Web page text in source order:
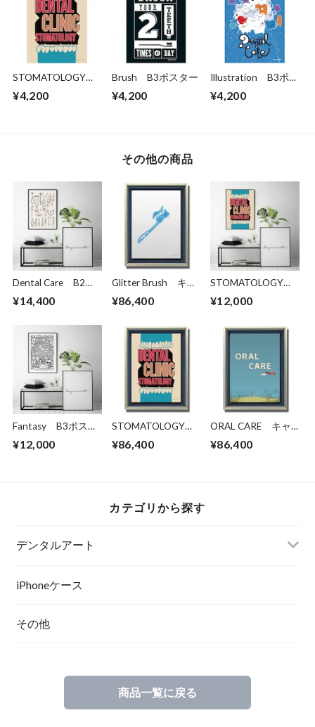
STOMATOLOGY
¥4,200
Brush B3ポスター
¥4,200
Illustration B3ポス
¥4,200
その他の商品
Dental Care B2ポ
り）
¥14,400
Glitter Brush キャ
（B3サイズ）・立
¥86,400
STOMATOLOGY
ーム入り）
¥12,000
Fantasy B3ポスタ
¥12,000
STOMATOLOGY
（B3サイズ）・立
¥86,400
ORAL CARE キャ
（B3サイズ）・立
¥86,400
カテゴリから探す
デンタルアート
ポスター
ポスターフレーム
キャンバスプリント（立体額縁入り）
iPhoneケース
その他
商品一覧に戻る